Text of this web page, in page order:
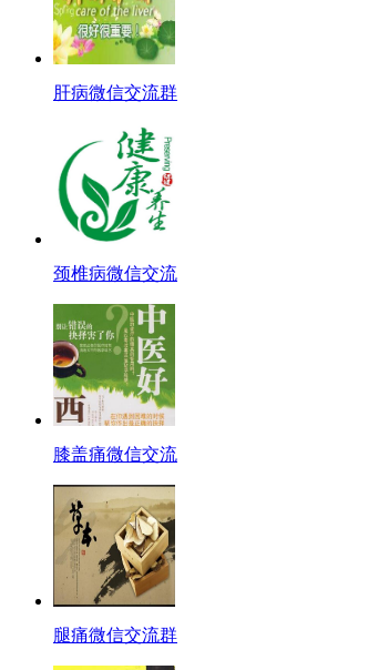
肝病微信交流群
颈椎病微信交流
膝盖痛微信交流
腿痛微信交流群